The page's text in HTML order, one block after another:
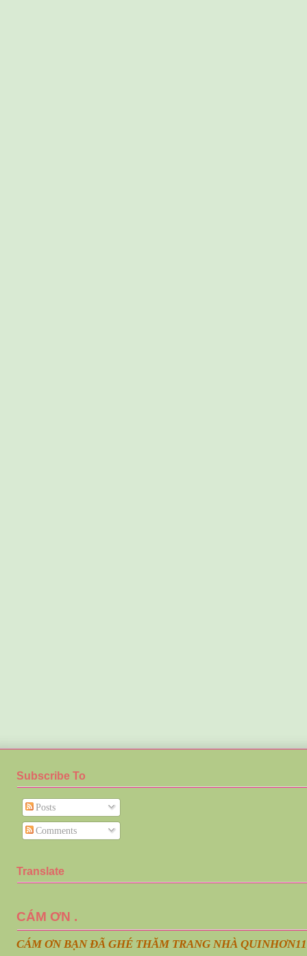
Subscribe To
Posts
Comments
Translate
CÁM ƠN .
CÁM ƠN BẠN ĐÃ GHÉ THĂM TRANG NHÀ QUINHƠN